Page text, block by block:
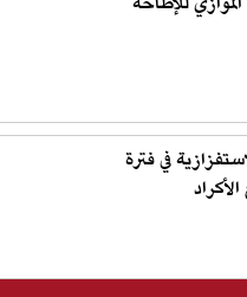
في فترة